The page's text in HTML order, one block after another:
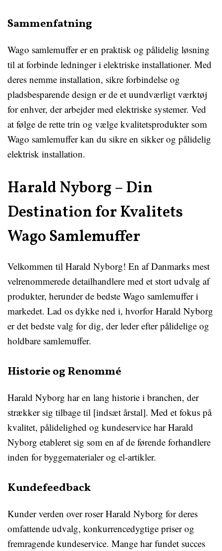
Sammenfatning
Wago samlemuffer er en praktisk og pålidelig løsning
til at forbinde ledninger i elektriske installationer. Med
deres nemme installation, sikre forbindelse og
pladsbesparende design er de et uundværligt værktøj
for enhver, der arbejder med elektriske systemer. Ved
at følge de rette trin og vælge kvalitetsprodukter som
Wago samlemuffer kan du sikre en sikker og pålidelig
elektrisk installation.
Harald Nyborg – Din
Destination for Kvalitets
Wago Samlemuffer
Velkommen til Harald Nyborg! En af Danmarks mest
velrenommerede detailhandlere med et stort udvalg af
produkter, herunder de bedste Wago samlemuffer i
markedet. Lad os dykke ned i, hvorfor Harald Nyborg
er det bedste valg for dig, der leder efter pålidelige og
holdbare samlemuffer.
Historie og Renommé
Harald Nyborg har en lang historie i branchen, der
strækker sig tilbage til [indsæt årstal]. Med et fokus på
kvalitet, pålidelighed og kundeservice har Harald
Nyborg etableret sig som en af de førende forhandlere
inden for byggematerialer og el-artikler.
Kundefeedback
Kunder verden over roser Harald Nyborg for deres
omfattende udvalg, konkurrencedygtige priser og
fremragende kundeservice. Mange har fundet succes